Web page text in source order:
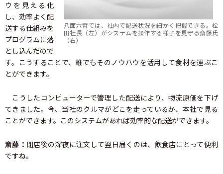
八面六臂では、社内で配送状況を細かく把握できる。松
田社長（左）がシステムを操作する様子を見守る斎藤氏
（右）
ウを見える化
し、効率よく配
送する仕組みを
プログラムに落
とし込んだので
す。こうすることで、誰でもそのノウハウを活用して食材を運ぶこ
とができます。
こうしたコンピューターで管理した配送により、物流原価を下げ
てきました。今、当社のクルマがどこを走っているか、本社で見る
ことができます。このシステムがあれば効率的な配送ができます。
斎藤： 閉店後の深夜に注文して翌日届くのは、飲食店にとって便利
ですね。